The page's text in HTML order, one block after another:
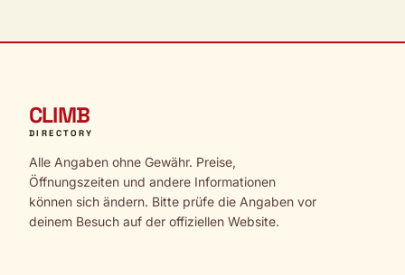
CLIMB
DIRECTORY
Alle Angaben ohne Gewähr. Preise,
Öffnungszeiten und andere Informationen
können sich ändern. Bitte prüfe die Angaben vor
deinem Besuch auf der offiziellen Website.